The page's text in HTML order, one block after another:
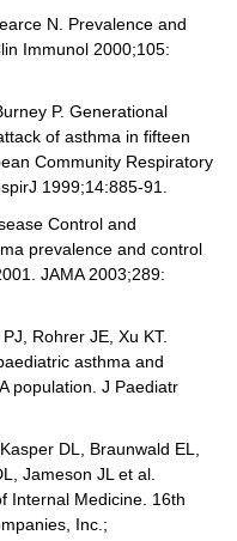
N. Prevalence and
Immunol 2000;105:
P. Generational
of asthma in fifteen
Community Respiratory
1999;14:885-91.
Control and
prevalence and control
JAMA 2003;289:
Rohrer JE, Xu KT.
asthma and
population. J Paediatr
DL, Braunwald EL,
Jameson JL et al.
Internal Medicine. 16th
Inc.;